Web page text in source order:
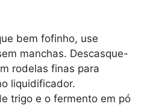
bem fofinho, use
manchas. Descasque-
rodelas finas para
liquidificador.
trigo e o fermento em pó